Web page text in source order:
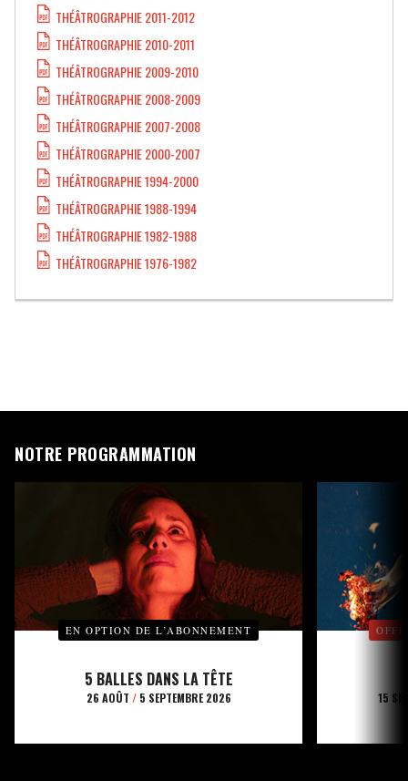
THÉÂTROGRAPHIE 2011-2012
THÉÂTROGRAPHIE 2010-2011
THÉÂTROGRAPHIE 2009-2010
THÉÂTROGRAPHIE 2008-2009
THÉÂTROGRAPHIE 2007-2008
THÉÂTROGRAPHIE 2000-2007
THÉÂTROGRAPHIE 1994-2000
THÉÂTROGRAPHIE 1988-1994
THÉÂTROGRAPHIE 1982-1988
THÉÂTROGRAPHIE 1976-1982
NOTRE PROGRAMMATION
EN OPTION DE L’ABONNEMENT
5 BALLES DANS LA TÊTE
26 AOÛT /5 SEPTEMBRE 2026 15